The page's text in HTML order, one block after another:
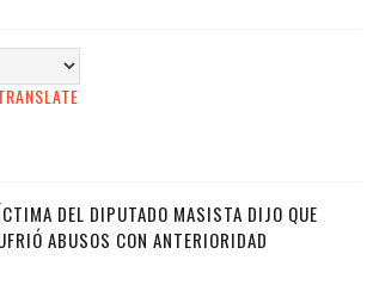
DEL DIPUTADO MASISTA DIJO QUE
ABUSOS CON ANTERIORIDAD